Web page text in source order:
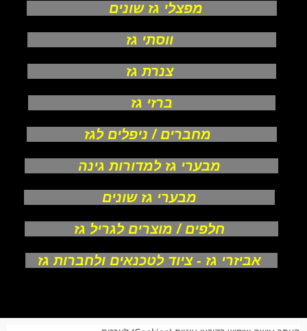
מפצלי גז שונים
ווסתי גז
צנרת גז
ברזי גז
מחברים / ניפלים לגז
מבערי גז למדורות גינה
מבערי גז שונים
חלפים / מוצרים לגריל גז
אביזרי גז - ציוד לטכנאים ולחברות גז